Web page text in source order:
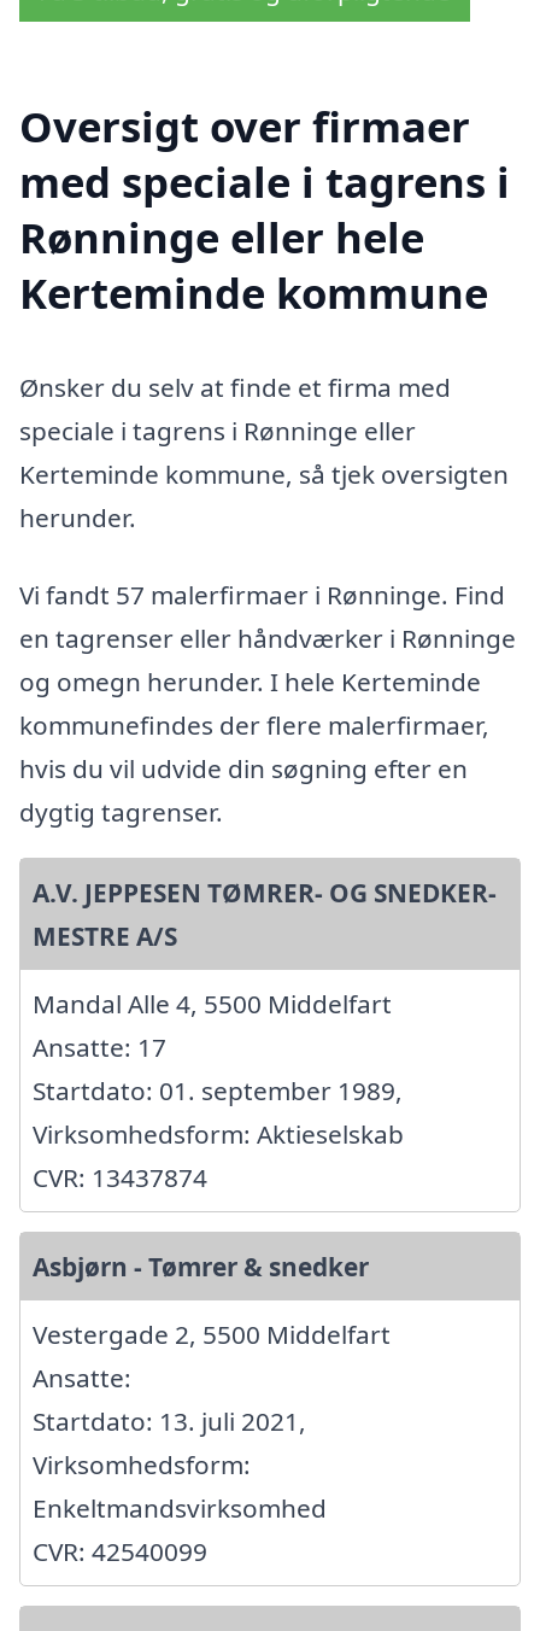
Oversigt over firmaer
med speciale i tagrens i
Rønninge eller hele
Kerteminde kommune
Ønsker du selv at finde et firma med
speciale i tagrens i Rønninge eller
Kerteminde kommune, så tjek oversigten
herunder.
Vi fandt 57 malerfirmaer i Rønninge. Find
en tagrenser eller håndværker i Rønninge
og omegn herunder. I hele Kerteminde
kommunefindes der flere malerfirmaer,
hvis du vil udvide din søgning efter en
dygtig tagrenser.
A.V. JEPPESEN TØMRER- OG SNEDKER-
MESTRE A/S
Mandal Alle 4, 5500 Middelfart
Ansatte: 17
Startdato: 01. september 1989,
Virksomhedsform: Aktieselskab
CVR: 13437874
Asbjørn - Tømrer & snedker
Vestergade 2, 5500 Middelfart
Ansatte:
Startdato: 13. juli 2021,
Virksomhedsform:
Enkeltmandsvirksomhed
CVR: 42540099